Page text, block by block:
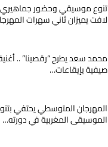
تنوع موسيقي وحضور جماهيري
لافت يميزان ثاني سهرات
محمد سعد يطرح “رقصينا” ..
صيفية بإيقاعات…
المهرجان المتوسطي يحتفي
الموسيقى المغربية في دورته…